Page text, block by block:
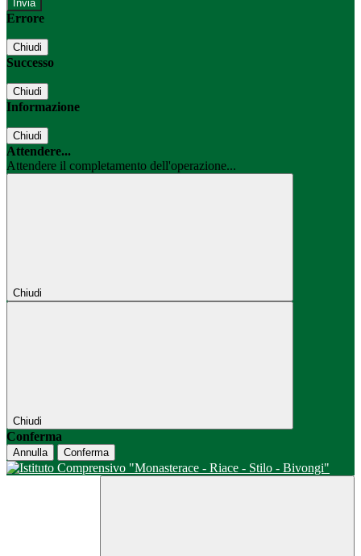
Errore
Chiudi
Successo
Chiudi
Informazione
Chiudi
Attendere...
Attendere il completamento dell'operazione...
Chiudi
Chiudi
Conferma
Annulla Conferma